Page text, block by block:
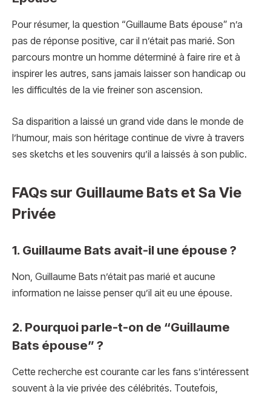
Pour résumer, la question “Guillaume Bats épouse” n’a
pas de réponse positive, car il n’était pas marié. Son
parcours montre un homme déterminé à faire rire et à
inspirer les autres, sans jamais laisser son handicap ou
les difficultés de la vie freiner son ascension.
Sa disparition a laissé un grand vide dans le monde de
l’humour, mais son héritage continue de vivre à travers
ses sketchs et les souvenirs qu’il a laissés à son public.
FAQs sur Guillaume Bats et Sa Vie
Privée
1. Guillaume Bats avait-il une épouse ?
Non, Guillaume Bats n’était pas marié et aucune
information ne laisse penser qu’il ait eu une épouse.
2. Pourquoi parle-t-on de “Guillaume
Bats épouse” ?
Cette recherche est courante car les fans s’intéressent
souvent à la vie privée des célébrités. Toutefois,